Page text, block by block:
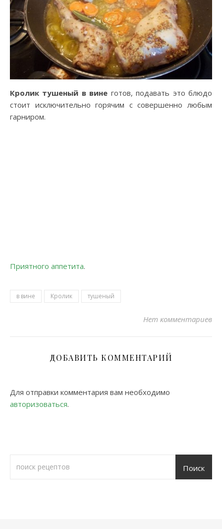
Кролик тушеный в вине готов, подавать это блюдо
стоит исключительно горячим с совершенно любым
гарниром.
Приятного аппетита.
в вине Кролик тушеный
Нет комментариев
ДОБАВИТЬ КОММЕНТАРИЙ
Для отправки комментария вам необходимо
авторизоваться.
Поиск